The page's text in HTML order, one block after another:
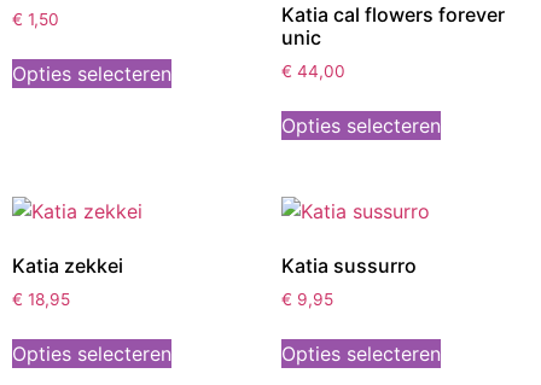
€ 1,50
Opties selecteren
Katia cal flowers forever
unic
€ 44,00
Opties selecteren
Katia zekkei
€ 18,95
Opties selecteren
Katia sussurro
€ 9,95
Opties selecteren